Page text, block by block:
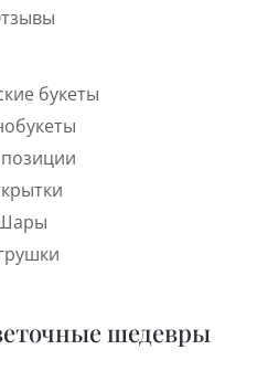
букеты
шедевры